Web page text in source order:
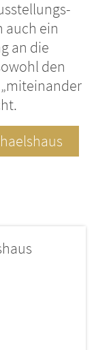
auch ein
an die
den